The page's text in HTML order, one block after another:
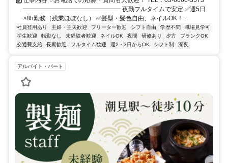
━━━━━━━━━━━━━━━━ 夜勤フルタイムで安定 ✅週5日
×8h勤務（残業ほぼなし） ✅髪型・髪色自由、ネイルOK！...
社員登用あり 主婦・主夫歓迎 フリーター歓迎 シフト自由 学歴不問
職場見学可
学生歓迎
転勤なし 未経験者歓迎 ネイルOK 夜間 研修あり 夕方
ブランクOK
交通費支給
長期歓迎 フルタイム歓迎 週2・3日からOK シフト制 深夜
アルバイト・パート